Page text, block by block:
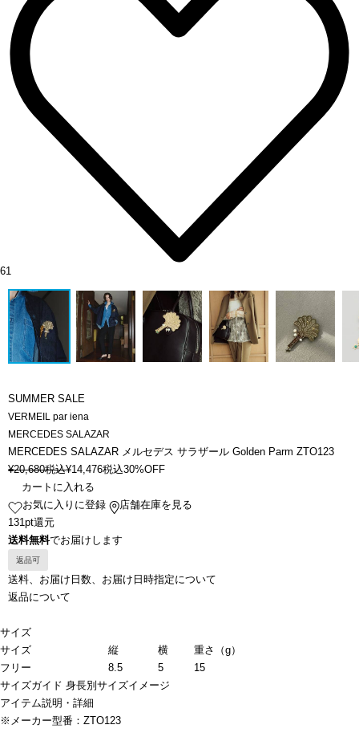
61
SUMMER SALE
VERMEIL par iena
MERCEDES SALAZAR
MERCEDES SALAZAR メルセデス サラザール Golden Parm ZTO123
¥20,680税込¥14,476税込30%OFF
カートに入れる
お気に入りに登録
店舗在庫を見る
131pt還元
送料無料でお届けします
返品可
送料、お届け日数、お届け日時指定について
返品について
サイズ
サイズ
縦 横
重さ（g）
フリー
8.5 5
15
サイズガイド 身長別サイズイメージ
アイテム説明・詳細
※メーカー型番：ZTO123